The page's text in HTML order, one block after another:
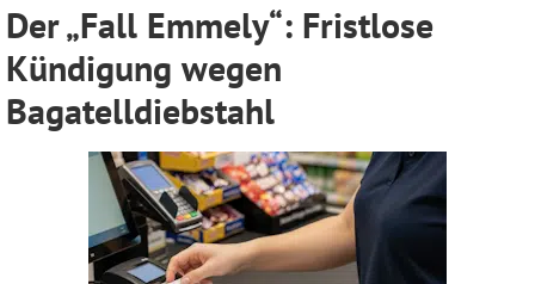
Der „Fall Emmely“: Fristlose
Kündigung wegen
Bagatelldiebstahl